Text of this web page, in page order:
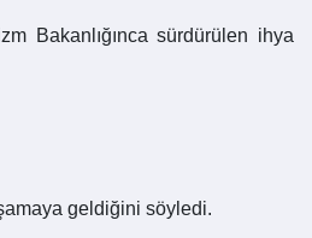
Bakanlığınca sürdürülen ihya
geldiğini söyledi.